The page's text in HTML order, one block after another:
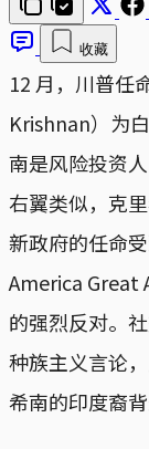
收藏
12 月，川普任
Krishnan）为
南是风险投资
右翼类似，克
新政府的任命
America Great
的强烈反对。
种族主义言论
希南的印度裔背